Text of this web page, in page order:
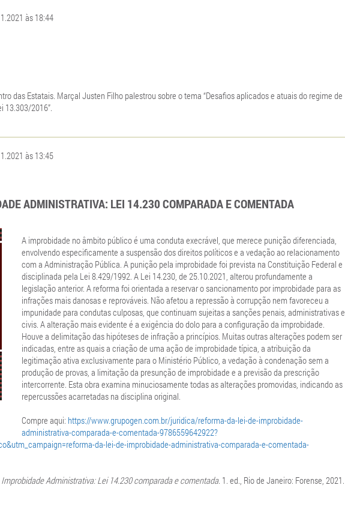
às 18:44
das Estatais. Marçal Justen Filho palestrou sobre o tema “Desafios aplicados e atuais do regime de
13.303/2016”.
às 13:45
ADMINISTRATIVA: LEI 14.230 COMPARADA E COMENTADA
A improbidade no âmbito público é uma conduta execrável, que merece punição diferenciada,
envolvendo especificamente a suspensão dos direitos políticos e a vedação ao relacionamento
com a Administração Pública. A punição pela improbidade foi prevista na Constituição Federal e
disciplinada pela Lei 8.429/1992. A Lei 14.230, de 25.10.2021, alterou profundamente a
legislação anterior. A reforma foi orientada a reservar o sancionamento por improbidade para as
infrações mais danosas e reprováveis. Não afetou a repressão à corrupção nem favoreceu a
impunidade para condutas culposas, que continuam sujeitas a sanções penais, administrativas e
civis. A alteração mais evidente é a exigência do dolo para a configuração da improbidade.
Houve a delimitação das hipóteses de infração a princípios. Muitas outras alterações podem ser
indicadas, entre as quais a criação de uma ação de improbidade típica, a atribuição da
legitimação ativa exclusivamente para o Ministério Público, a vedação à condenação sem a
produção de provas, a limitação da presunção de improbidade e a previsão da prescrição
intercorrente. Esta obra examina minuciosamente todas as alterações promovidas, indicando as
repercussões acarretadas na disciplina original.
Compre aqui: https://www.grupogen.com.br/juridica/reforma-da-lei-de-improbidade-
administrativa-comparada-e-comentada-9786559642922?
da-lei-de-improbidade-administrativa-comparada-e-comentada-
Administrativa: Lei 14.230 comparada e comentada. 1. ed., Rio de Janeiro: Forense, 2021.